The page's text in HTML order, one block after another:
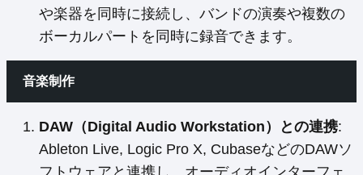
や楽器を同時に接続し、バンドの演奏や複数の
ボーカルパートを同時に録音できます。
音楽制作
DAW（Digital Audio Workstation）との連携:
Ableton Live, Logic Pro X, CubaseなどのDAWソ
フトウェアと連携し、オーディオインターフェ